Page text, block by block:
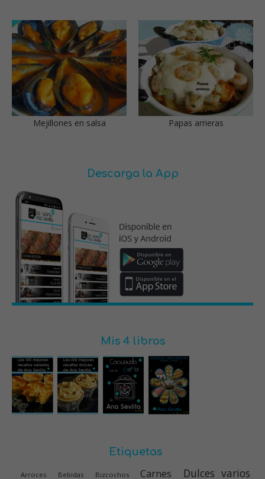
Mejillones en salsa Papas arrieras
Descarga la App
Mis 4 libros
Etiquetas
Arroces Bebidas Bizcochos Carnes Dulces varios